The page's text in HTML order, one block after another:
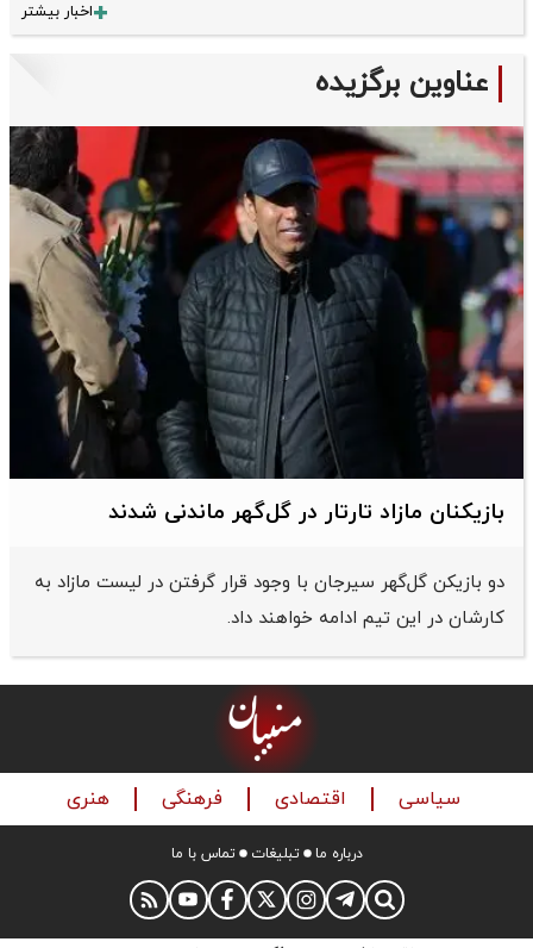
اخبار بیشتر
عناوین برگزیده
بازیکنان مازاد تارتار در گل‌گهر ماندنی شدند
دو بازیکن گل‌گهر سیرجان با وجود قرار گرفتن در لیست مازاد به
کارشان در این تیم ادامه خواهند داد.
سیاسی اقتصادی فرهنگی هنری
درباره ما تبلیغات تماس با ما